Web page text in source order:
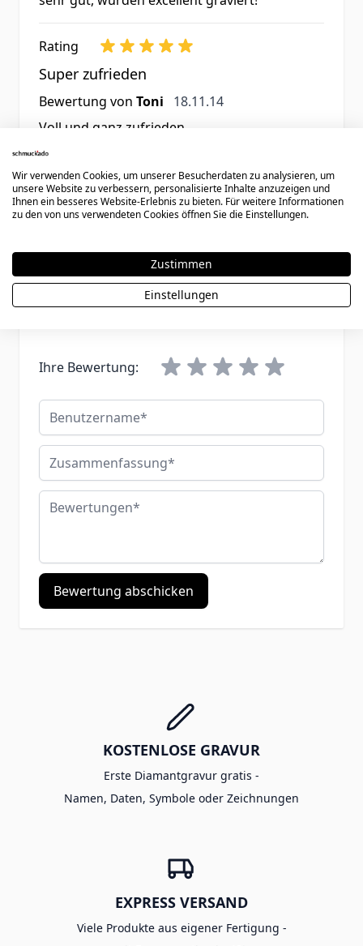
Rating
Super zufrieden
Bewertung von Toni 18. November 2014
18.11.14
Voll und ganz zufrieden
2 Artikel Zeige
Schreiben Sie eine Bewertung
Sie bewerten:Eheringe Silber mit Gravur - 1268
Ihre Bewertung:
Benutzername
Zusammenfassung
Bewertungen
Bewertung abschicken
KOSTENLOSE GRAVUR
Erste Diamantgravur gratis -
Namen, Daten, Symbole oder Zeichnungen
EXPRESS VERSAND
Viele Produkte aus eigener Fertigung -
Wir verwenden Cookies, um unserer Besucherdaten zu analysieren, um
unsere Website zu verbessern, personalisierte Inhalte anzuzeigen und
Ihnen ein besseres Website-Erlebnis zu bieten. Für weitere Informationen
zu den von uns verwendeten Cookies öffnen Sie die Einstellungen.
Zustimmen
Einstellungen